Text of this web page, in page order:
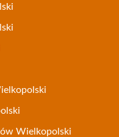
Wielkopolski